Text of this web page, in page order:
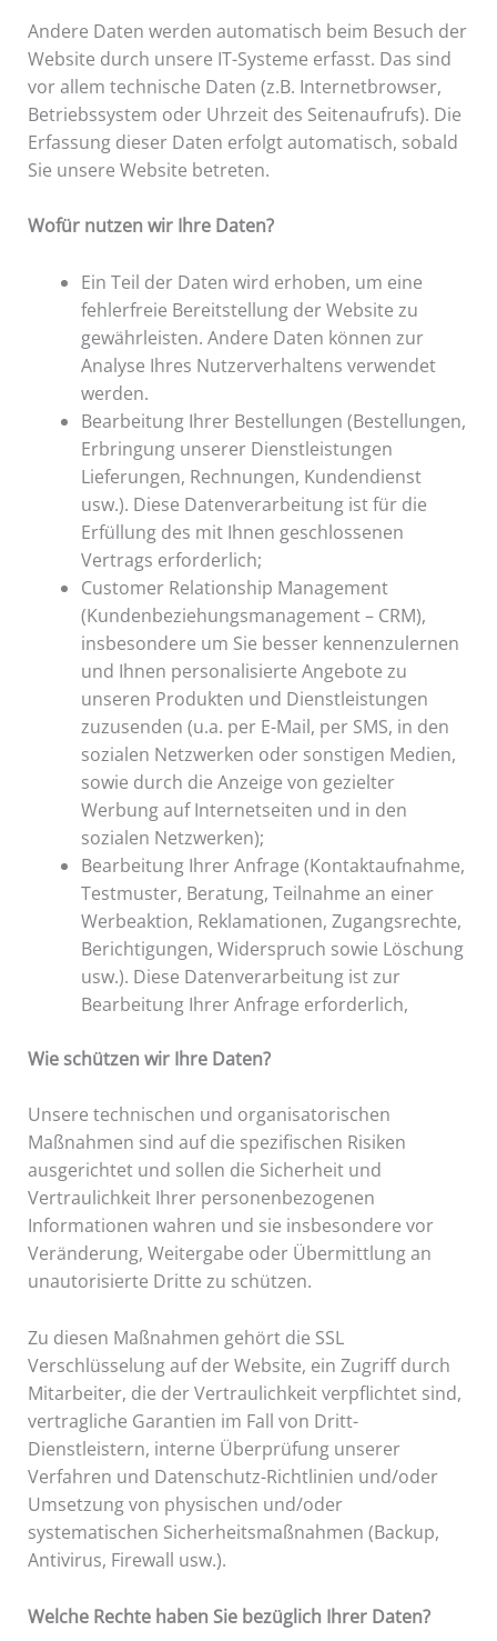
Andere Daten werden automatisch beim Besuch der
Website durch unsere IT-Systeme erfasst. Das sind
vor allem technische Daten (z.B. Internetbrowser,
Betriebssystem oder Uhrzeit des Seitenaufrufs). Die
Erfassung dieser Daten erfolgt automatisch, sobald
Sie unsere Website betreten.
Wofür nutzen wir Ihre Daten?
Ein Teil der Daten wird erhoben, um eine
fehlerfreie Bereitstellung der Website zu
gewährleisten. Andere Daten können zur
Analyse Ihres Nutzerverhaltens verwendet
werden.
Bearbeitung Ihrer Bestellungen (Bestellungen,
Erbringung unserer Dienstleistungen
Lieferungen, Rechnungen, Kundendienst
usw.). Diese Datenverarbeitung ist für die
Erfüllung des mit Ihnen geschlossenen
Vertrags erforderlich;
Customer Relationship Management
(Kundenbeziehungsmanagement – CRM),
insbesondere um Sie besser kennenzulernen
und Ihnen personalisierte Angebote zu
unseren Produkten und Dienstleistungen
zuzusenden (u.a. per E-Mail, per SMS, in den
sozialen Netzwerken oder sonstigen Medien,
sowie durch die Anzeige von gezielter
Werbung auf Internetseiten und in den
sozialen Netzwerken);
Bearbeitung Ihrer Anfrage (Kontaktaufnahme,
Testmuster, Beratung, Teilnahme an einer
Werbeaktion, Reklamationen, Zugangsrechte,
Berichtigungen, Widerspruch sowie Löschung
usw.). Diese Datenverarbeitung ist zur
Bearbeitung Ihrer Anfrage erforderlich,
Wie schützen wir Ihre Daten?
Unsere technischen und organisatorischen
Maßnahmen sind auf die spezifischen Risiken
ausgerichtet und sollen die Sicherheit und
Vertraulichkeit Ihrer personenbezogenen
Informationen wahren und sie insbesondere vor
Veränderung, Weitergabe oder Übermittlung an
unautorisierte Dritte zu schützen.
Zu diesen Maßnahmen gehört die SSL
Verschlüsselung auf der Website, ein Zugriff durch
Mitarbeiter, die der Vertraulichkeit verpflichtet sind,
vertragliche Garantien im Fall von Dritt-
Dienstleistern, interne Überprüfung unserer
Verfahren und Datenschutz-Richtlinien und/oder
Umsetzung von physischen und/oder
systematischen Sicherheitsmaßnahmen (Backup,
Antivirus, Firewall usw.).
Welche Rechte haben Sie bezüglich Ihrer Daten?